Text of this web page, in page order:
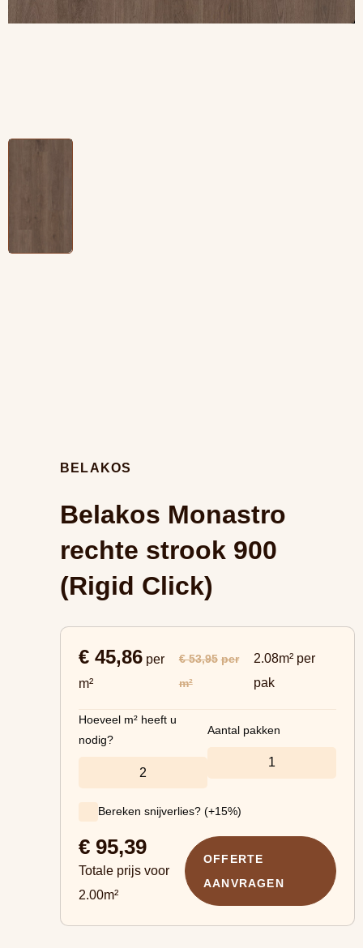
BELAKOS
Belakos Monastro
rechte strook 900
(Rigid Click)
€ 45,86 per
m²
€ 53,95 per
m²
2.08m² per
pak
Hoeveel m² heeft u
nodig?
Aantal pakken
Bereken snijverlies? (+15%)
€ 95,39
Totale prijs voor
2.00m²
OFFERTE
AANVRAGEN